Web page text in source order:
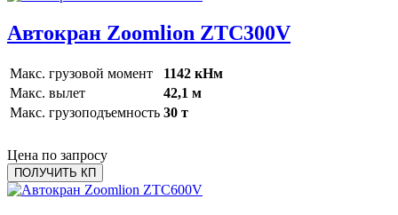
Автокран Zoomlion ZTC300V
Макс. грузовой момент
1142 кНм
Макс. вылет
42,1 м
Макс. грузоподъемность 30 т
Цена по запросу
ПОЛУЧИТЬ КП